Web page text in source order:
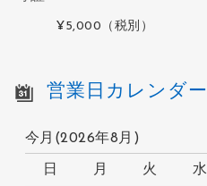
¥5,000 （税別）
営業日カレンダー
今月(2026年8月)
日 月 火 水